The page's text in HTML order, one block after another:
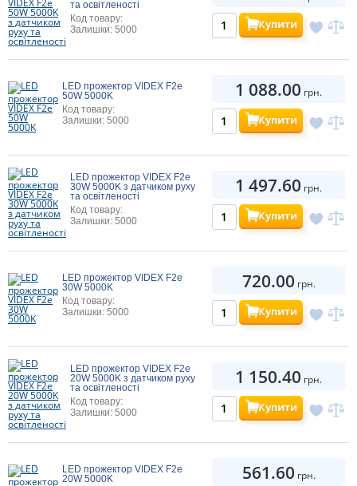
та освітленості
Код товару:
Залишки: 5000
Купити
LED прожектор VIDEX F2e
50W 5000K
Код товару:
Залишки: 5000
1 088.00 грн.
Купити
LED прожектор VIDEX F2e
30W 5000K з датчиком руху
та освітленості
Код товару:
Залишки: 5000
1 497.60 грн.
Купити
LED прожектор VIDEX F2e
30W 5000K
Код товару:
Залишки: 5000
720.00 грн.
Купити
LED прожектор VIDEX F2e
20W 5000K з датчиком руху
та освітленості
Код товару:
Залишки: 5000
1 150.40 грн.
Купити
LED прожектор VIDEX F2e
20W 5000K
561.60 грн.